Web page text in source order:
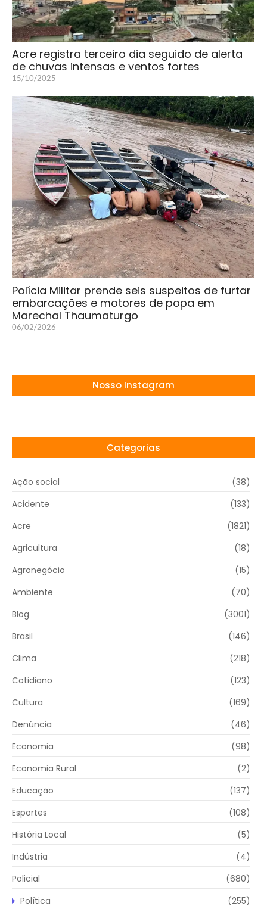
Acre registra terceiro dia seguido de alerta
de chuvas intensas e ventos fortes
15/10/2025
Polícia Militar prende seis suspeitos de furtar
embarcações e motores de popa em
Marechal Thaumaturgo
06/02/2026
Nosso Instagram
Categorias
Ação social
(38)
Acidente
(133)
Acre
(1821)
Agricultura
(18)
Agronegócio
(15)
Ambiente
(70)
Blog
(3001)
Brasil
(146)
Clima
(218)
Cotidiano
(123)
Cultura
(169)
Denúncia
(46)
Economia
(98)
Economia Rural
(2)
Educação
(137)
Esportes
(108)
História Local
(5)
Indústria
(4)
Policial
(680)
Política
(255)